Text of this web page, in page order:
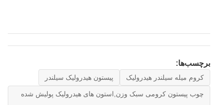
برچسب‌ها:
کروم میله سیلندر هیدرولیک پیستون هیدرولیک سیلندر
چوب پیستون کرومی سبک وزن,استون های هیدرولیک پولیش شده